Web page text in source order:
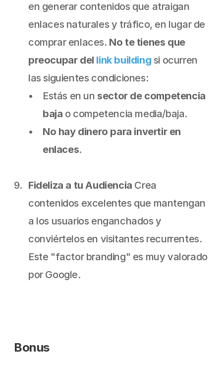
en generar contenidos que atraigan
enlaces naturales y tráfico, en lugar de
comprar enlaces. No te tienes que
preocupar del link building si ocurren
las siguientes condiciones:
Estás en un sector de competencia
baja o competencia media/baja.
No hay dinero para invertir en
enlaces.
Fideliza a tu Audiencia Crea
contenidos excelentes que mantengan
a los usuarios enganchados y
conviértelos en visitantes recurrentes.
Este "factor branding" es muy valorado
por Google.
Bonus